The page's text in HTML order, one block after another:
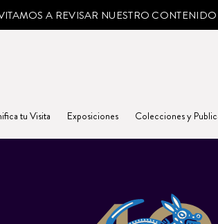
A REVISAR NUESTRO
tu Visita Exposiciones Colecciones y